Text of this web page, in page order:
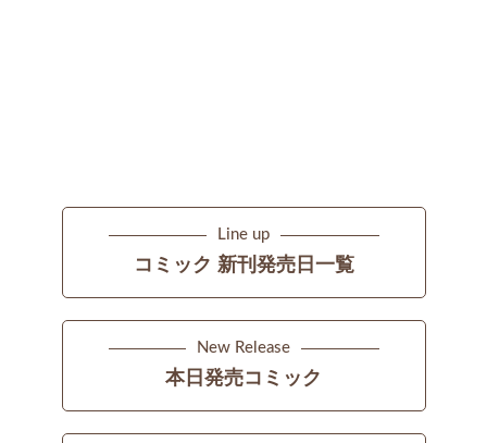
Line up
コミック 新刊発売日一覧
New Release
本日発売コミック